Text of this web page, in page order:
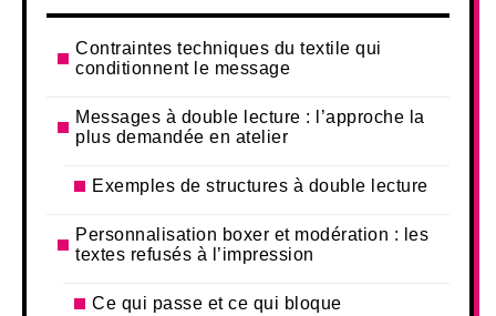
Contraintes techniques du textile qui
conditionnent le message
Messages à double lecture : l’approche la
plus demandée en atelier
Exemples de structures à double lecture
Personnalisation boxer et modération : les
textes refusés à l’impression
Ce qui passe et ce qui bloque